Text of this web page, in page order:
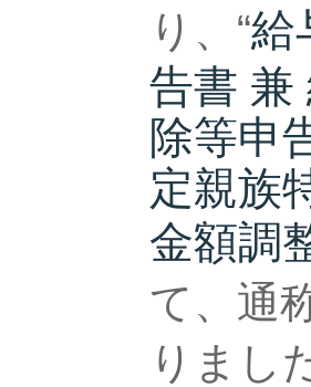
り、“給
告書 兼
除等申
定親族
金額調
て、通
りまし